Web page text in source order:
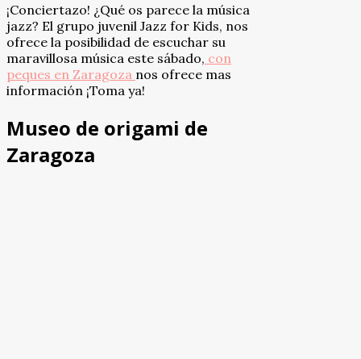
¡Conciertazo! ¿Qué os parece la música
jazz? El grupo juvenil Jazz for Kids, nos
ofrece la posibilidad de escuchar su
maravillosa música este sábado, con
peques en Zaragoza nos ofrece mas
información ¡Toma ya!
Museo de origami de
Zaragoza